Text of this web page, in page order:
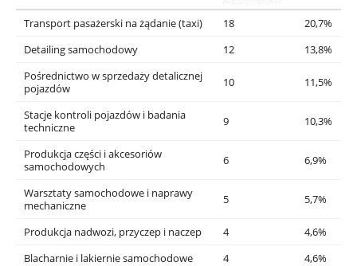
Transport pasażerski na żądanie (taxi) 18
20,7%
Detailing samochodowy
12
13,8%
Pośrednictwo w sprzedaży detalicznej
pojazdów
10 11,5%
Stacje kontroli pojazdów i badania
techniczne
9 10,3%
Produkcja części i akcesoriów
samochodowych
6 6,9%
Warsztaty samochodowe i naprawy
mechaniczne
5 5,7%
Produkcja nadwozi, przyczep i naczep 4
4,6%
Blacharnie i lakiernie samochodowe
4
4,6%